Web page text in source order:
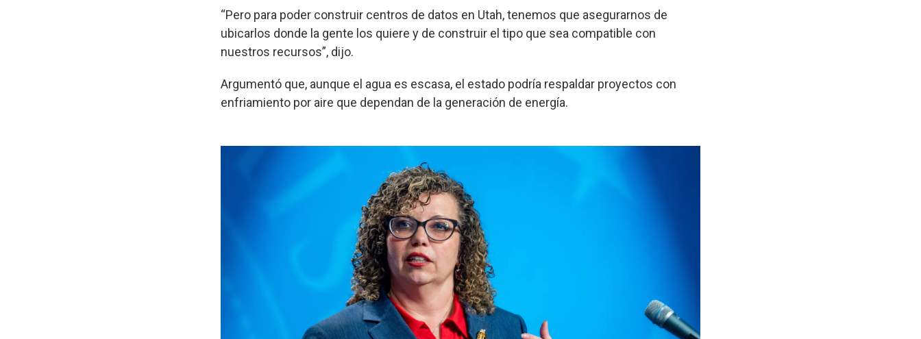
“Pero para poder construir centros de datos en Utah, tenemos que asegurarnos de
ubicarlos donde la gente los quiere y de construir el tipo que sea compatible con
nuestros recursos”, dijo.
Argumentó que, aunque el agua es escasa, el estado podría respaldar proyectos con
enfriamiento por aire que dependan de la generación de energía.